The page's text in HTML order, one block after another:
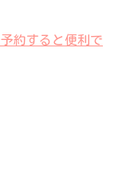
約すると便利で